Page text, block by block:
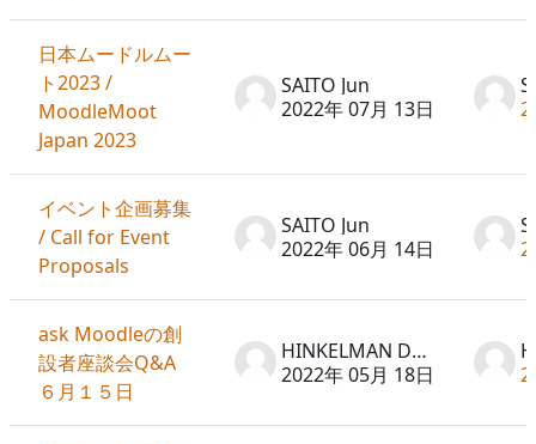
日本ムードルムー
ト2023 /
MoodleMoot
Japan 2023
SAITO Jun
2022年 07月 13日
イベント企画募集
/ Call for Event
Proposals
SAITO Jun
2022年 06月 14日
ask Moodleの創
設者座談会Q&A
６月１５日
HINKELMAN Don
2022年 05月 18日